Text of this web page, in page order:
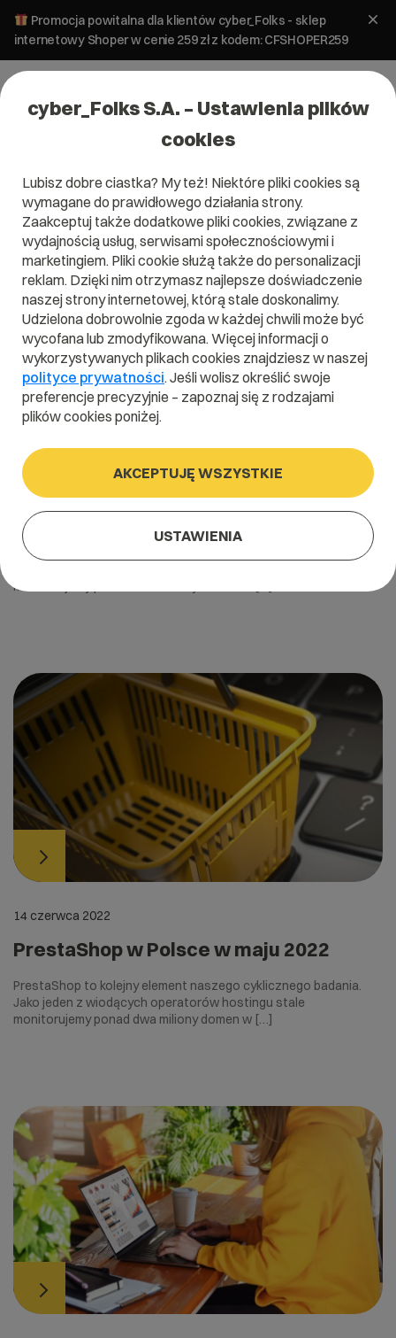
Promocja powitalna dla klientów cyber_Folks - sklep
internetowy Shoper w cenie 259 zł z kodem: CFSHOPER259
#hosting prestashop
15 września 2022
PrestaShop w Polsce w sierpniu 2022
PrestaShop to kolejny element naszego cyklicznego badania.
monitorujemy ponad dwa miliony domen w […]
14 czerwca 2022
PrestaShop w Polsce w maju 2022
PrestaShop to kolejny element naszego cyklicznego badania.
Jako jeden z wiodących operatorów hostingu stale
monitorujemy ponad dwa miliony domen w […]
cyber_Folks S.A. – Ustawienia plików
cookies
Lubisz dobre ciastka? My też! Niektóre pliki cookies są
wymagane do prawidłowego działania strony.
Zaakceptuj także dodatkowe pliki cookies, związane z
wydajnością usług, serwisami społecznościowymi i
marketingiem. Pliki cookie służą także do personalizacji
reklam. Dzięki nim otrzymasz najlepsze doświadczenie
naszej strony internetowej, którą stale doskonalimy.
Udzielona dobrowolnie zgoda w każdej chwili może być
wycofana lub zmodyfikowana. Więcej informacji o
wykorzystywanych plikach cookies znajdziesz w naszej
polityce prywatności. Jeśli wolisz określić swoje
preferencje precyzyjnie – zapoznaj się z rodzajami
plików cookies poniżej.
AKCEPTUJĘ WSZYSTKIE
USTAWIENIA